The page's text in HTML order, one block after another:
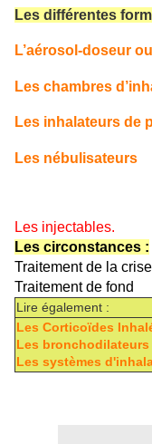
Les différentes
L’aérosol-doseur
Les chambres
Les inhalateurs de
Les nébulisateurs
Les injectables.
Les circonstances :
Traitement de la crise
Traitement de fond
Lire également :
Les Corticoïdes
Les bronchodilateurs
Les systèmes